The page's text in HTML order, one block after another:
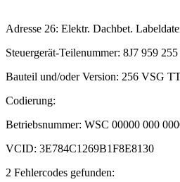
Adresse 26: Elektr. Dachbet.
Steuergerät-Teilenummer: 8J7 959
Bauteil und/oder Version: 256 VSG
Codierung:
Betriebsnummer: WSC 00000 000
VCID: 3E784C1269B1F8E8130
2 Fehlercodes gefunden: